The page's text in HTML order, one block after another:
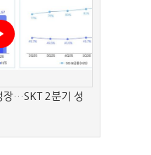
장…SKT 2분기 성